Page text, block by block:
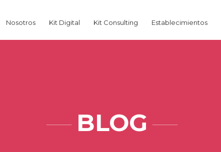
Nosotros Kit Digital Kit Consulting Establecimientos
BLOG